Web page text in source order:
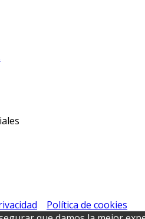
Política de cookies